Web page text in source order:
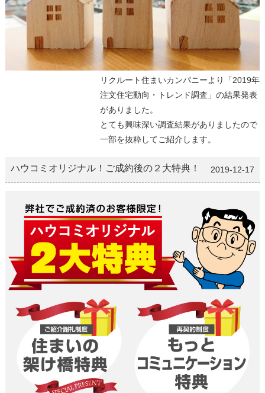
リクルート住まいカンパニーより「2019年
注文住宅動向・トレンド調査」の結果発表
がありました。
とても興味深い調査結果がありましたので
一部を抜粋してご紹介します。
ハウコミオリジナル！ご成約後の２大特典！ 2019-12-17